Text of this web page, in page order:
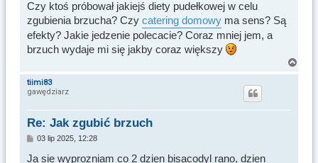
s
t
Czy ktoś próbował jakiejś diety pudełkowej w celu
zgubienia brzucha? Czy catering domowy ma sens? Są
efekty? Jakie jedzenie polecacie? Coraz mniej jem, a
brzuch wydaje mi się jakby coraz większy
r
tiimi83
gawędziarz
Re: Jak zgubić brzuch
P
s
03 lip 2025, 12:28
Ja sie wyprozniam co 2 dzien bisacodyl rano, dzien